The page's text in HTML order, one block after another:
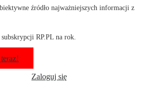
źródło najważniejszych informacji z
RP.PL na rok.
Zaloguj się